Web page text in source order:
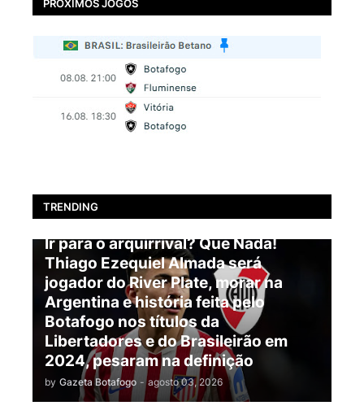
PRÓXIMOS JOGOS
TRENDING
BOTAFOGO
Ir para o arquirrival? Que Nada!
Thiago Ezequiel Almada será
jogador do River Plate, morar na
Argentina e história feita pelo
Botafogo nos títulos da
Libertadores e do Brasileirão em
2024, pesaram na definição
by Gazeta Botafogo - agosto 03, 2026